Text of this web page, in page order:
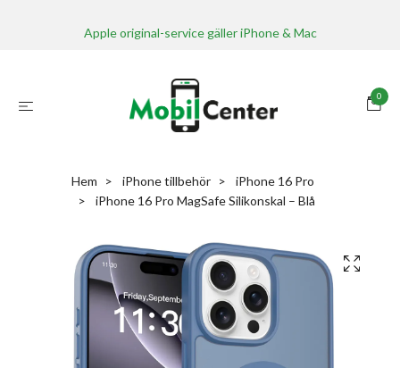
Apple original-service gäller iPhone & Mac
0
Hem iPhone tillbehör
iPhone 16 Pro
iPhone 16 Pro MagSafe Silikonskal – Blå